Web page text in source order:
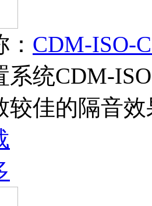
CDM-ISO-
系统CDM-
较佳的隔音效